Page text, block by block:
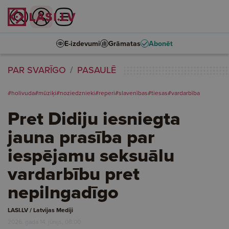
E-izdevumi Grāmatas Abonēt
PAR SVARĪGO PASAULĒ
#holivuda#mūziķi#noziedznieki#reperi#slavenības#tiesas#vardarbība
Pret Didiju iesniegta
jauna prasība par
iespējamu seksuālu
vardarbību pret
nepilngadīgo
LASI.LV / Latvijas Mediji
2026. gada 14. jūnijs, 08:00